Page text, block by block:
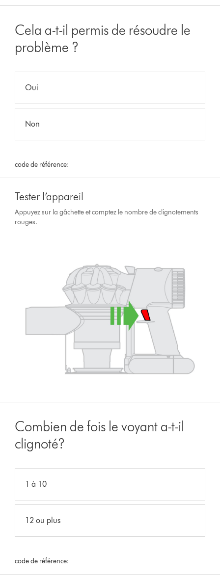
Cela a-t-il permis de résoudre le
problème ?
Oui
Non
code de référence:
Tester l’appareil
Appuyez sur la gâchette et comptez le nombre de clignotements
rouges.
Combien de fois le voyant a-t-il
clignoté?
1 à 10
12 ou plus
code de référence: